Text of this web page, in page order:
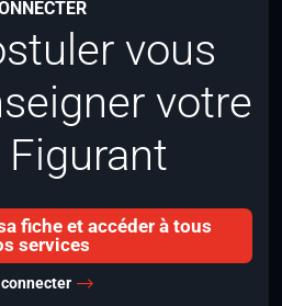
vous
votre
fiche et accéder à tous
services